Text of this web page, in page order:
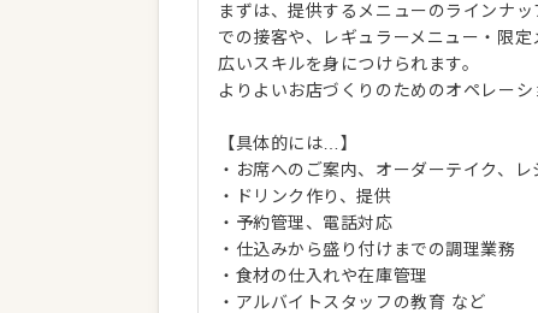
まずは、提供するメニューのラインナ
での接客や、レギュラーメニュー・限
広いスキルを身につけられます。
よりよいお店づくりのためのオペレー
【具体的には…】
・お席へのご案内、オーダーテイク、
・ドリンク作り、提供
・予約管理、電話対応
・仕込みから盛り付けまでの調理業務
・食材の仕入れや在庫管理
・アルバイトスタッフの教育 など